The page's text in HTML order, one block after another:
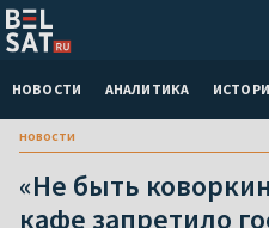
НОВОСТИ АНАЛИТИКА
новости
«Не быть
кафе запретило